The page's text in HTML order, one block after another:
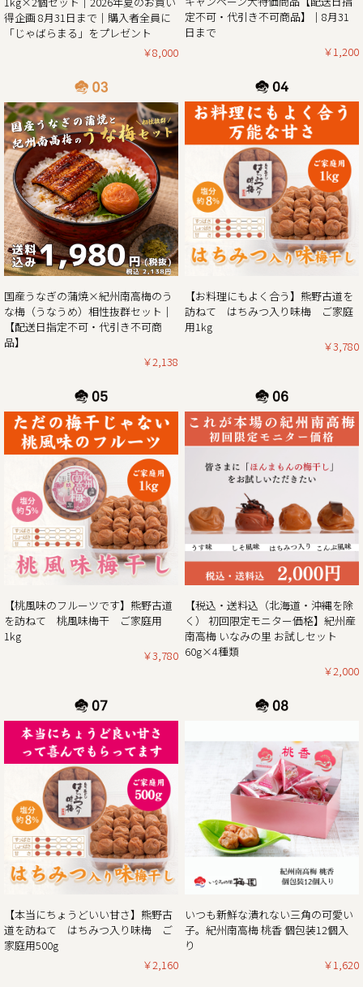
た。そんな中でも天災にも負けず強く育った梅を皆さまの元
へお届けしたい、そんな想いから夏のお買い得企画を開催さ
2025/05/13
生クリームぱんだ感謝還元セール!!｜生クリームぱんだ21個
セットを大特価販売中!!
皆さまに親しまれた和歌山のジャイアントパンダが6月で中
国に返還となります。
「今までありがとう」の感謝を気持ちを込めて、生クリーム
ぱんだ感謝還元セールを開催させていただきます。
生クリームぱんだ21個セットが大特価!!ぜひこの機会をお見
逃しなく。
2025/02/01
紀州南高梅がお買い得な春の花まつり企画 & ご購入でポイン
ト5倍プレゼントのダブルキャンペーン開催！！
この度、ご家庭用梅干1kg×2個セットが大変お得にお買い求
めいただけるお買い得企画を開催させていただきます。ま
た、期間中当企画の商品をご購入いただいたお客様全員に
さらにダブルキャンペーンとして、今ならショップ内の全商
品を対象にご購入時に通常のポイント5倍プレゼント！
ぜひお得なこの機会に本場紀州南高梅の梅干しをご賞味くだ
2025/01/06
2025年新春梅干しお買得企画のご案内｜紀州南高梅ご家庭用
1kg×2個セットを税込・送料込みのお買い得価格にて販売
この度、ご家庭用梅干1kg×2個セットが大変お得にお買い求
めいただけるお買い得企画を開催します。また、期間中当企
画の商品をご購入いただいたお客様全員に「梅エキス飴」も
プレゼント！
ぜひお得なこの機会に本場紀州南高梅の梅干しをご賞味くだ
年末年始期間中の営業日の営業のお知らせ
平素は格別のご高配を賜り厚く御礼申し上げます。
表記の件、下記の通りご案内させていただきます。
何かとご迷惑をお掛け致しますが、何卒ご理解とご協力を賜
りますよう宜しくお願い致します。
2024年12月21日（土曜日）お正月前出荷ご注文受付最終日
※2024年12月21日（土曜日）以降の注文分は2025年1月7日
（火曜日）以降の出荷。
2024年12月27日（金曜日）
2024年12月29日（日曜日）～ 2025年1月5日（日曜
日） 休 業 日
2025年1月6日（月曜
日） 平常通り営業
得企画 8月31日まで｜購入者全員に
「じゃばらまる」をプレゼント
￥8,000
定不可・代引き不可商品】｜8月31
日まで
￥1,200
国産うなぎの蒲焼×紀州南高梅のう
な梅（うなうめ）相性抜群セット｜
【配送日指定不可・代引き不可商
品】
￥2,138
【お料理にもよく合う】熊野古道を
訪ねて はちみつ入り味梅 ご家庭
用1kg
￥3,780
【桃風味のフルーツです】熊野古道
を訪ねて 桃風味梅干 ご家庭用
1kg
￥3,780
【税込・送料込（北海道・沖縄を除
く） 初回限定モニター価格】紀州産
南高梅 いなみの里 お試しセット
60g×4種類
￥2,000
【本当にちょうどいい甘さ】熊野古
道を訪ねて はちみつ入り味梅 ご
家庭用500g
￥2,160
いつも新鮮な潰れない三角の可愛い
子。紀州南高梅 桃香 個包装12個入
り
￥1,620